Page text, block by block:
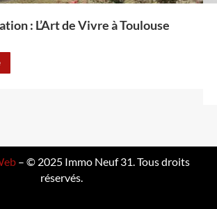
: L’Art de Vivre à Toulouse
– © 2025 Immo Neuf 31. Tous droits
réservés.